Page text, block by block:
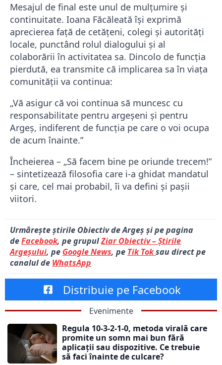
Mesajul de final este unul de mulțumire și
continuitate. Ioana Făcăleată își exprimă
aprecierea față de cetățeni, colegi și autorități
locale, punctând rolul dialogului și al
colaborării în activitatea sa. Dincolo de funcția
pierdută, ea transmite că implicarea sa în viața
comunității va continua:
„Vă asigur că voi continua să muncesc cu
responsabilitate pentru argeșeni și pentru
Argeș, indiferent de funcția pe care o voi ocupa
de acum înainte.”
Încheierea – „Să facem bine pe oriunde trecem!”
– sintetizează filosofia care i-a ghidat mandatul
și care, cel mai probabil, îi va defini și pașii
viitori.
Urmărește știrile Obiectiv de Argeș și pe pagina
deFacebook, pe grupulZiar Obiectiv – Știrile
Argeșului, pe Google News, pe Tik Toksau direct pe
canalul de WhatsApp
Distribuie pe Facebook
Evenimente
Regula 10-3-2-1-0, metoda virală care
promite un somn mai bun fără
aplicații sau dispozitive. Ce trebuie
să faci înainte de culcare?